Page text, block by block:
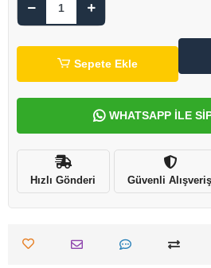
Sepete Ekle
WHATSAPP İLE
Hızlı Gönderi Güvenli Alışveriş